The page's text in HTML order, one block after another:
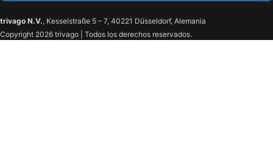
trivago N.V., Kesselstraße 5 – 7, 40221 Düsseldorf, Alemania
Copyright 2026 trivago | Todos los derechos reservados.